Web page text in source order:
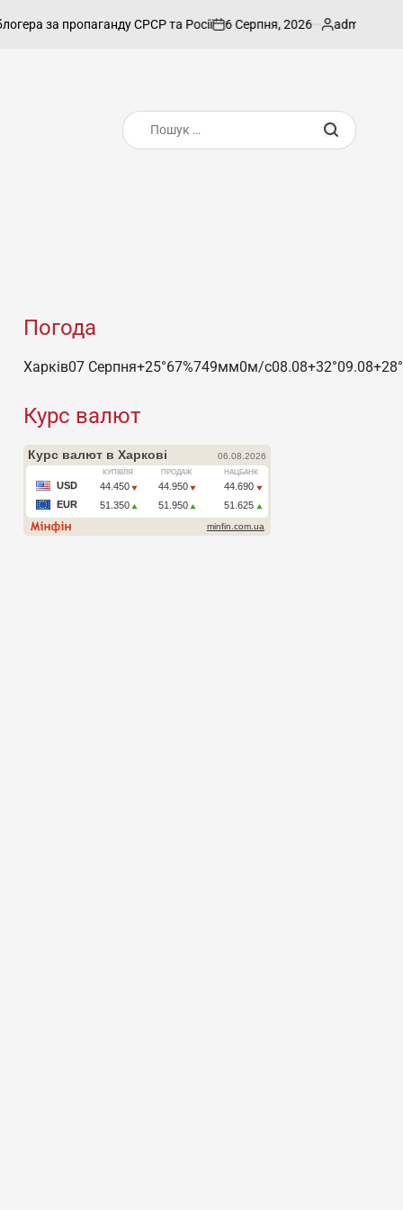
за пропаганду СРСР та Росії
on
6 Серпня, 2026
Опубліковано
admin
Пошук:
Погода
Харків07 Серпня+25°67%749мм0м/c08.08+32°09.08+28°
Курс валют